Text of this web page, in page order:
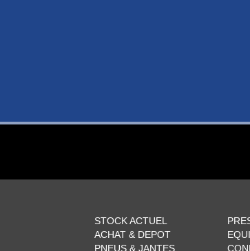
STOCK ACTUEL
ACHAT & DEPOT
PNEUS & JANTES